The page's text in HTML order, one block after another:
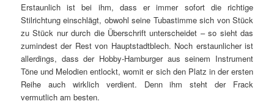
Erstaunlich ist bei ihm, dass er immer sofort die richtige
Stilrichtung einschlägt, obwohl seine Tubastimme sich von Stück
zu Stück nur durch die Überschrift unterscheidet – so sieht das
zumindest der Rest von Hauptstadtblech. Noch erstaunlicher ist
allerdings, dass der Hobby-Hamburger aus seinem Instrument
Töne und Melodien entlockt, womit er sich den Platz in der ersten
Reihe auch wirklich verdient. Denn ihm steht der Frack
vermutlich am besten.